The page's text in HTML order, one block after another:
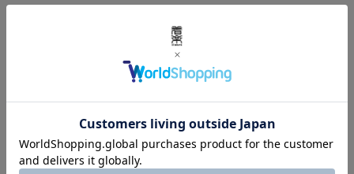
nakedgauge
Paraboot
SHOES LIKE
POTTERY
ssstein
SUGARHILL TEATORA